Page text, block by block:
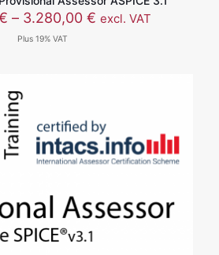
– 3.280,00 €价
excl. VAT
Plus 19% VAT